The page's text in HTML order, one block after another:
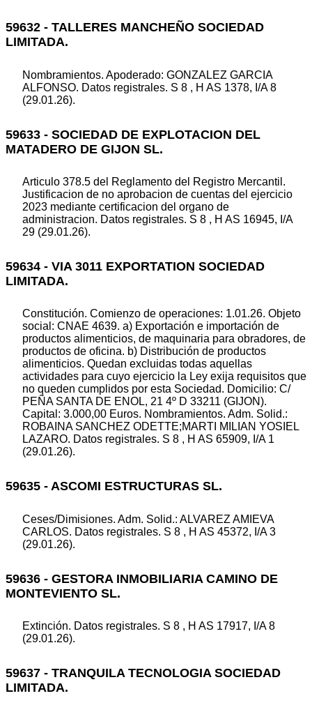
59632 - TALLERES MANCHEÑO SOCIEDAD
LIMITADA.
Nombramientos. Apoderado: GONZALEZ GARCIA
ALFONSO. Datos registrales. S 8 , H AS 1378, I/A 8
(29.01.26).
59633 - SOCIEDAD DE EXPLOTACION DEL
MATADERO DE GIJON SL.
Articulo 378.5 del Reglamento del Registro Mercantil.
Justificacion de no aprobacion de cuentas del ejercicio
2023 mediante certificacion del organo de
administracion. Datos registrales. S 8 , H AS 16945, I/A
29 (29.01.26).
59634 - VIA 3011 EXPORTATION SOCIEDAD
LIMITADA.
Constitución. Comienzo de operaciones: 1.01.26. Objeto
social: CNAE 4639. a) Exportación e importación de
productos alimenticios, de maquinaria para obradores, de
productos de oficina. b) Distribución de productos
alimenticios. Quedan excluidas todas aquellas
actividades para cuyo ejercicio la Ley exija requisitos que
no queden cumplidos por esta Sociedad. Domicilio: C/
PEÑA SANTA DE ENOL, 21 4º D 33211 (GIJON).
Capital: 3.000,00 Euros. Nombramientos. Adm. Solid.:
ROBAINA SANCHEZ ODETTE;MARTI MILIAN YOSIEL
LAZARO. Datos registrales. S 8 , H AS 65909, I/A 1
(29.01.26).
59635 - ASCOMI ESTRUCTURAS SL.
Ceses/Dimisiones. Adm. Solid.: ALVAREZ AMIEVA
CARLOS. Datos registrales. S 8 , H AS 45372, I/A 3
(29.01.26).
59636 - GESTORA INMOBILIARIA CAMINO DE
MONTEVIENTO SL.
Extinción. Datos registrales. S 8 , H AS 17917, I/A 8
(29.01.26).
59637 - TRANQUILA TECNOLOGIA SOCIEDAD
LIMITADA.